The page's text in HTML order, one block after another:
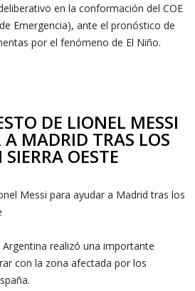
en la conformación del COE
Emergencia), ante el pronóstico de
por el fenómeno de El Niño.
DE LIONEL MESSI
MADRID TRAS LOS
OESTE
Argentina realizó una importante
con la zona afectada por los